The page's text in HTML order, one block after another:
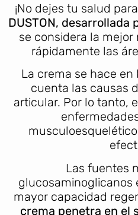
¡No dejes tu salud
DUSTON, desarrollada
se considera la
rápidamente las
La crema se hace
cuenta las causas
articular. Por lo tanto,
Las fuentes
glucosaminoglicanos
mayor capacidad
crema penetra en el